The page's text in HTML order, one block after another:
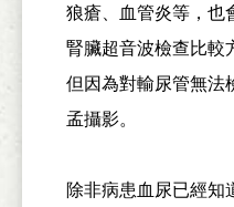
狼瘡、血管炎等，也
腎臟超音波檢查比較
但因為對輸尿管無法
孟攝影。
除非病患血尿已經知